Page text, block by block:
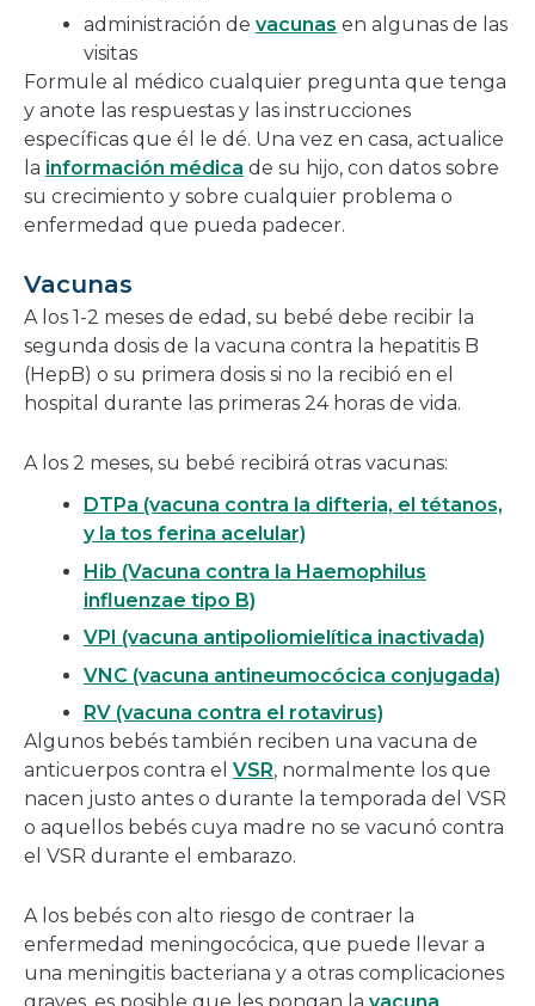
administración de vacunas en algunas de las
visitas
Formule al médico cualquier pregunta que tenga
y anote las respuestas y las instrucciones
específicas que él le dé. Una vez en casa, actualice
la información médica de su hijo, con datos sobre
su crecimiento y sobre cualquier problema o
enfermedad que pueda padecer.
Vacunas
A los 1-2 meses de edad, su bebé debe recibir la
segunda dosis de la vacuna contra la hepatitis B
(HepB) o su primera dosis si no la recibió en el
hospital durante las primeras 24 horas de vida.
A los 2 meses, su bebé recibirá otras vacunas:
DTPa (vacuna contra la difteria, el tétanos,
y la tos ferina acelular)
Hib (Vacuna contra la Haemophilus
influenzae tipo B)
VPI (vacuna antipoliomielítica inactivada)
VNC (vacuna antineumocócica conjugada)
RV (vacuna contra el rotavirus)
Algunos bebés también reciben una vacuna de
anticuerpos contra el VSR, normalmente los que
nacen justo antes o durante la temporada del VSR
o aquellos bebés cuya madre no se vacunó contra
el VSR durante el embarazo.
A los bebés con alto riesgo de contraer la
enfermedad meningocócica, que puede llevar a
una meningitis bacteriana y a otras complicaciones